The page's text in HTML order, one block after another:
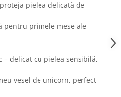
pielea delicată de
pentru primele mese ale
– delicat cu pielea sensibilă,
vesel de unicorn, perfect